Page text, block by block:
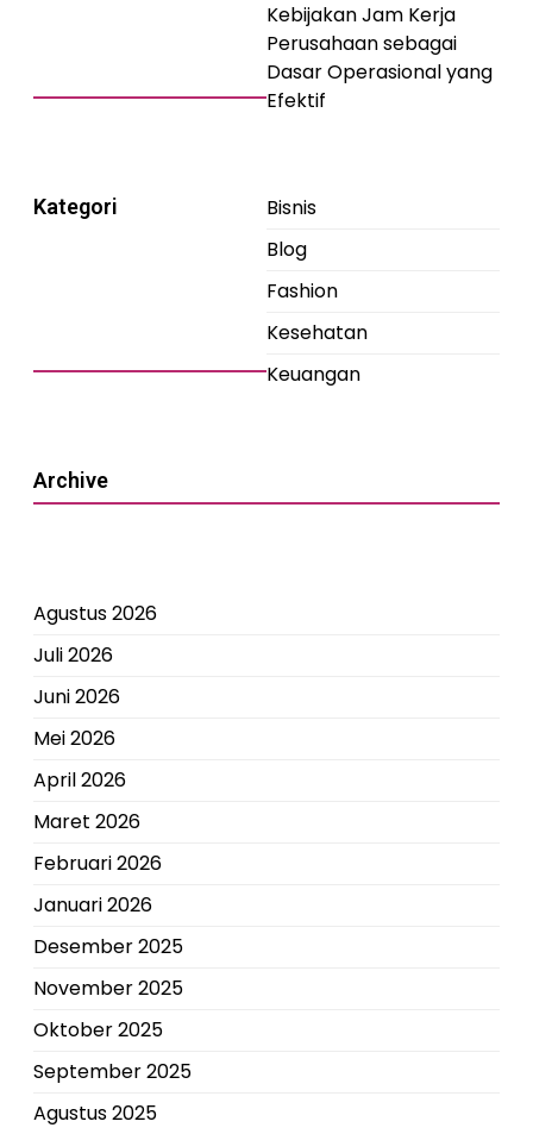
Kebijakan Jam Kerja
Perusahaan sebagai
Dasar Operasional yang
Efektif
Kategori
Bisnis
Blog
Fashion
Kesehatan
Keuangan
Archive
Agustus 2026
Juli 2026
Juni 2026
Mei 2026
April 2026
Maret 2026
Februari 2026
Januari 2026
Desember 2025
November 2025
Oktober 2025
September 2025
Agustus 2025